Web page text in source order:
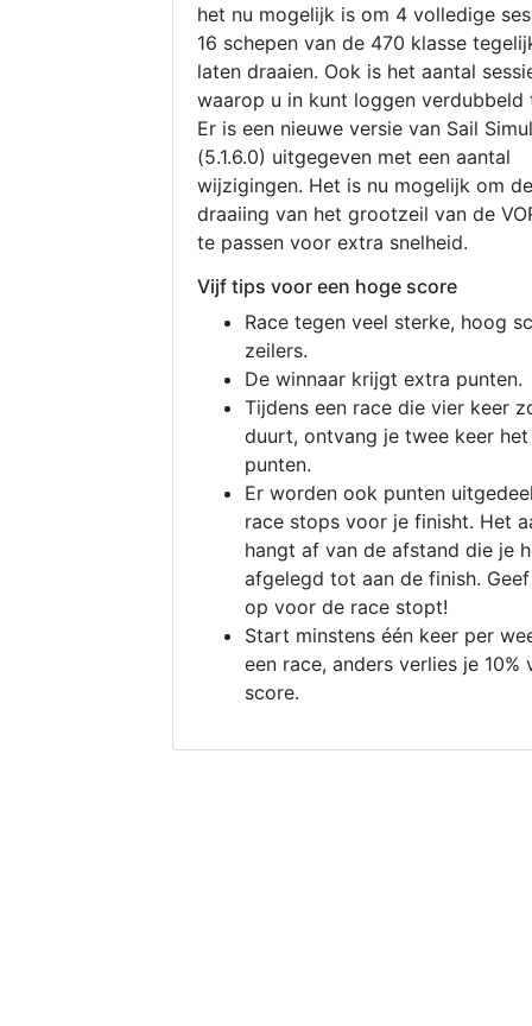
het nu mogelijk is om 4 volledige
16 schepen van de 470 klasse
laten draaien. Ook is het aantal
waarop u in kunt loggen verdubbeld
Er is een nieuwe versie van Sail
(5.1.6.0) uitgegeven met een aantal
wijzigingen. Het is nu mogelijk om de
draaiing van het grootzeil van de
te passen voor extra snelheid.
Vijf tips voor een hoge score
Race tegen veel sterke, hoog
zeilers.
De winnaar krijgt extra punten.
Tijdens een race die vier keer
duurt, ontvang je twee keer
punten.
Er worden ook punten
race stops voor je finisht. Het
hangt af van de afstand die je
afgelegd tot aan de finish.
op voor de race stopt!
Start minstens één keer per
een race, anders verlies je 10%
score.